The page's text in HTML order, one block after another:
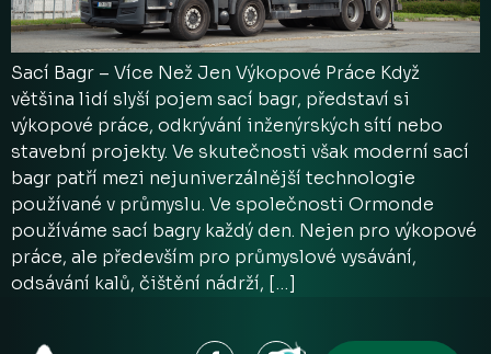
Sací Bagr – Více Než Jen Výkopové Práce Když
většina lidí slyší pojem sací bagr, představí si
výkopové práce, odkrývání inženýrských sítí nebo
stavební projekty. Ve skutečnosti však moderní sací
bagr patří mezi nejuniverzálnější technologie
používané v průmyslu. Ve společnosti Ormonde
používáme sací bagry každý den. Nejen pro výkopové
práce, ale především pro průmyslové vysávání,
odsávání kalů, čištění nádrží, […]